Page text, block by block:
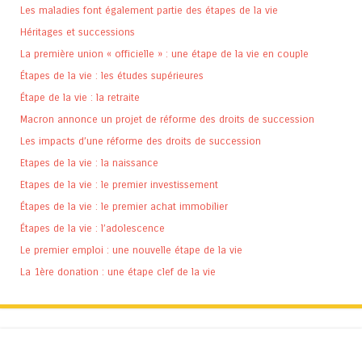
Les maladies font également partie des étapes de la vie
Héritages et successions
La première union « officielle » : une étape de la vie en couple
Étapes de la vie : les études supérieures
Étape de la vie : la retraite
Macron annonce un projet de réforme des droits de succession
Les impacts d’une réforme des droits de succession
Etapes de la vie : la naissance
Etapes de la vie : le premier investissement
Étapes de la vie : le premier achat immobilier
Étapes de la vie : l’adolescence
Le premier emploi : une nouvelle étape de la vie
La 1ère donation : une étape clef de la vie